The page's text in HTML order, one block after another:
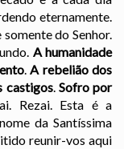
eternamente.
do Senhor.
A humanidade
.A rebelião dos
castigos. Sofro por
Rezai. Esta é a
da Santíssima
reunir-vos aqui